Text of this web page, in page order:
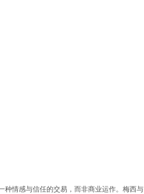
种情感与信任的交易，而非商业运作。梅西与